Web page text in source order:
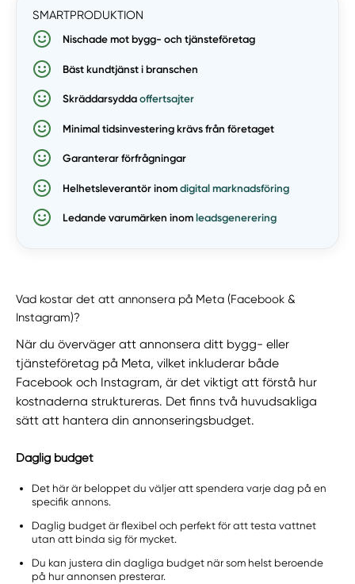
ANDRA BYRÅER
Arbetar spritt med alla branscher
Ingen kunskap inom byggbranschen
Svåra att nå för uppdateringar
Kräver betydande tid från företaget
Ingen garanti av förfrågningar
SMARTPRODUKTION
Nischade mot bygg- och tjänsteföretag
Bäst kundtjänst i branschen
Skräddarsyddaoffertsajter
Minimal tidsinvestering krävs från företaget
Garanterar förfrågningar
Helhetsleverantör inomdigital marknadsföring
Ledande varumärken inomleadsgenerering
Vad kostar det att annonsera på Meta (Facebook &
Instagram)?
När du överväger att annonsera ditt bygg- eller
tjänsteföretag på Meta, vilket inkluderar både
Facebook och Instagram, är det viktigt att förstå hur
kostnaderna struktureras. Det finns två huvudsakliga
sätt att hantera din annonseringsbudget.
Daglig budget
Det här är beloppet du väljer att spendera varje dag på en
specifik annons.
Daglig budget är flexibel och perfekt för att testa vattnet
utan att binda sig för mycket.
Du kan justera din dagliga budget när som helst beroende
på hur annonsen presterar.